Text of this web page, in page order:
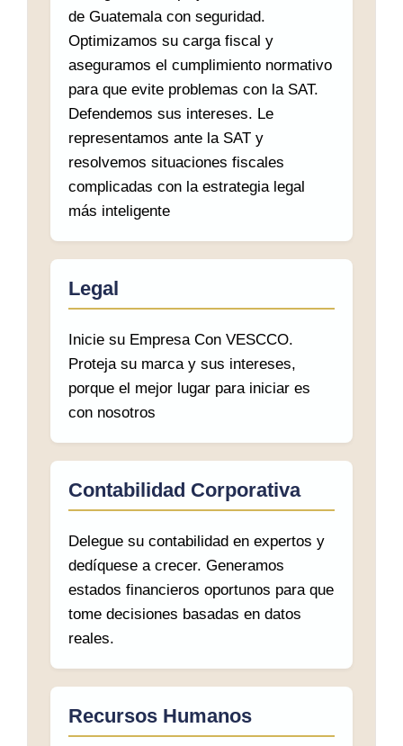
de Guatemala con seguridad.
Optimizamos su carga fiscal y
aseguramos el cumplimiento normativo
para que evite problemas con la SAT.
Defendemos sus intereses. Le
representamos ante la SAT y
resolvemos situaciones fiscales
complicadas con la estrategia legal
más inteligente
Legal
Inicie su Empresa Con VESCCO.
Proteja su marca y sus intereses,
porque el mejor lugar para iniciar es
con nosotros
Contabilidad Corporativa
Delegue su contabilidad en expertos y
dedíquese a crecer. Generamos
estados financieros oportunos para que
tome decisiones basadas en datos
reales.
Recursos Humanos